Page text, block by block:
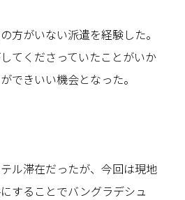
方がいない派遣を経験した。
てくださっていたことがいか
できいい機会となった。
ル滞在だったが、今回は現地
することでバングラデシュ